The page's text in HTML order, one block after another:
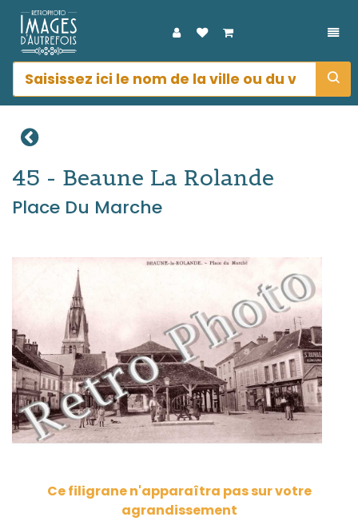
45 - Beaune La Rolande
Place Du Marche
Ce filigrane n'apparaîtra pas sur votre
agrandissement